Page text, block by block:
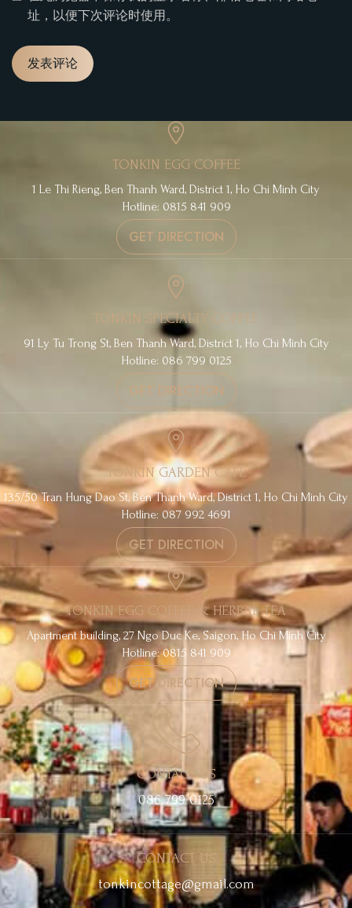
址，以便下次评论时使用。
TONKIN EGG COFFEE
1 Le Thi Rieng, Ben Thanh Ward, District 1, Ho Chi Minh City
Hotline: 0815 841 909
GET DIRECTION
TONKIN SPECIALTY COFFEE
91 Ly Tu Trong St, Ben Thanh Ward, District 1, Ho Chi Minh City
Hotline: 086 799 0125
GET DIRECTION
TONKIN GARDEN CAFE
135/50 Tran Hung Dao St, Ben Thanh Ward, District 1, Ho Chi Minh City
Hotline: 087 992 4691
GET DIRECTION
TONKIN EGG COFFEE & HERBAL TEA
Apartment building, 27 Ngo Duc Ke, Saigon, Ho Chi Minh City
Hotline: 0815 841 909
GET DIRECTION
CONTACT US
086 799 0125
CONTACT US
tonkincottage@gmail.com